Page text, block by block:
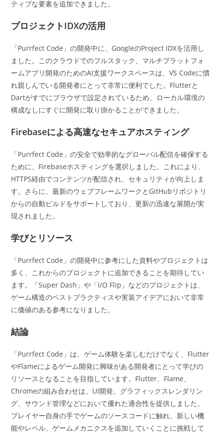
ティブな要素を追加できました。
プロジェクトIDXの活用
「Purrfect Code」の開発中に、GoogleのProject IDXを活用し
ました。このクラウドでのフルスタック、マルチプラットフォ
ームアプリ開発のためのAI支援ワークスペースは、VS Codeに慣
れ親しんでいる開発者にとって非常に便利でした。Flutterと
Dartがすでにブラウザで設定されているため、ローカル環境の
構成なしにすぐに開発に取り掛かることができました。
Firebaseによる高速なセキュアホスティング
「Purrfect Code」の安全で効率的なグローバル配信を確保する
ために、Firebaseホスティングを選択しました。これにより、
HTTPS経由でコンテンツが配信され、セキュリティが向上しま
す。さらに、最新のウェブフレームワークとGitHubリポジトリ
からの自動ビルドをサポートしており、更新の迅速な展開が実
現されました。
学びとリソース
「Purrfect Code」の開発中に参考にした資料やプロジェクトは
多く、これからのプロジェクトに追加できることを期待してい
ます。「Super Dash」や「I/O Flip」などのプロジェクトは、
ゲーム構造のベストプラクティスや実装アイデアにおいて非常
に価値のある参考になりました。
結論
「Purrfect Code」は、ゲーム体験を楽しむだけでなく、Flutter
やFlameによるゲーム開発に興味がある開発者にとって学びの
リソースとなることを目指しています。Flutter、Flame、
Chromeの組み合わせは、UI開発、グラフィックスレンダリン
グ、サウンド管理などにおいて優れた適合性を提供しました。
プレイヤー自身の手でゲームのソースコードに触れ、新しい機
能やレベル、ゲームメカニクスを追加していくことに挑戦して